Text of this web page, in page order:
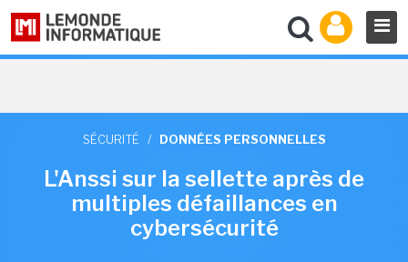
SÉCURITÉ / DONNÉES PERSONNELLES
L'Anssi sur la sellette après de
multiples défaillances en
cybersécurité